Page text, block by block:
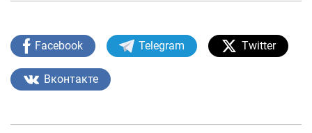
Facebook Telegram Twitter
Вконтакте